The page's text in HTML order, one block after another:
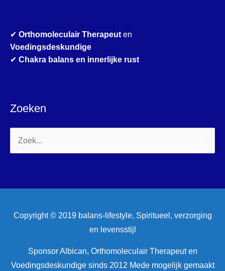
✔ Orthomoleculair Therapeuten
Voedingsdeskundige
✔ Chakra balans en innerlijke rust
Zoeken
Zoek
naar:
Copyright © 2019 balans-lifestyle, Spiritueel, verzorging
en levensstijl
Sponsor Albican, Orthomoleculair Therapeut en
Voedingsdeskundige sinds 2012 Mede mogelijk gemaakt